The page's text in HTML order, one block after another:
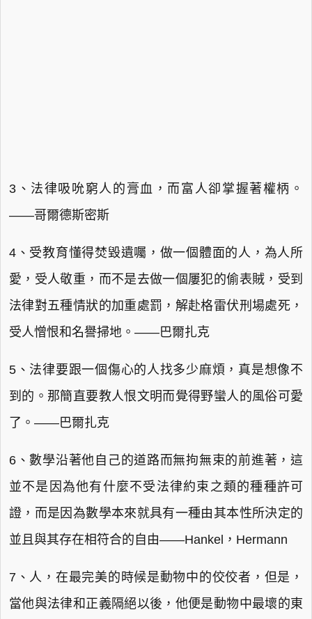
3、法律吸吮窮人的膏血，而富人卻掌握著權柄。
——哥爾德斯密斯
4、受教育懂得焚毀遺囑，做一個體面的人，為人所
愛，受人敬重，而不是去做一個屢犯的偷表賊，受到
法律對五種情狀的加重處罰，解赴格雷伏刑場處死，
受人憎恨和名譽掃地。——巴爾扎克
5、法律要跟一個傷心的人找多少麻煩，真是想像不
到的。那簡直要教人恨文明而覺得野蠻人的風俗可愛
了。——巴爾扎克
6、數學沿著他自己的道路而無拘無束的前進著，這
並不是因為他有什麼不受法律約束之類的種種許可
證，而是因為數學本來就具有一種由其本性所決定的
並且與其存在相符合的自由——Hankel，Hermann
7、人，在最完美的時候是動物中的佼佼者，但是，
當他與法律和正義隔絕以後，他便是動物中最壞的東